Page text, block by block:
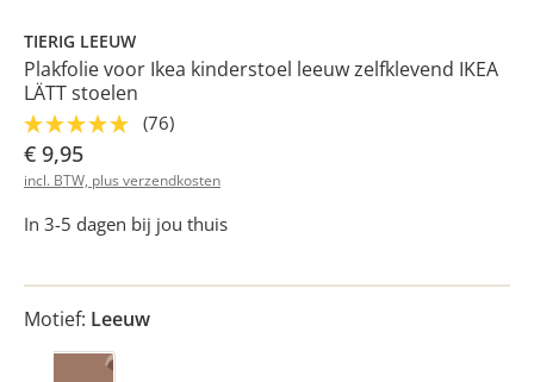
TIERIG LEEUW
Plakfolie voor Ikea kinderstoel leeuw zelfklevend IKEA
LÄTT stoelen
(76)
€ 9,95
incl. BTW, plus verzendkosten
In 3-5 dagen bij jou thuis
Motief: Leeuw